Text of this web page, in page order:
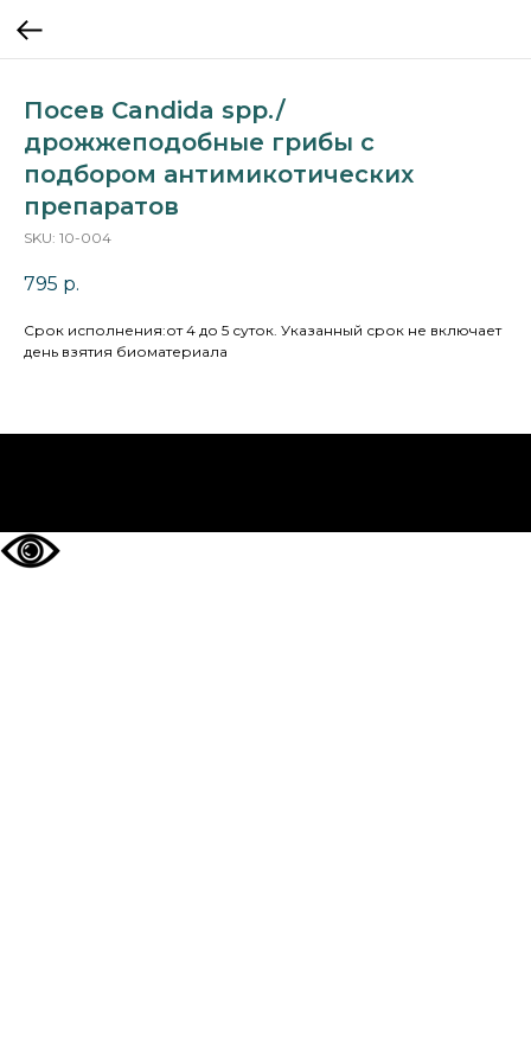
Посев Candida spp./
дрожжеподобные грибы с
подбором антимикотических
препаратов
SKU: 10-004
795 р.
Cрок исполнения:от 4 до 5 суток. Указанный срок не включает
день взятия биоматериала